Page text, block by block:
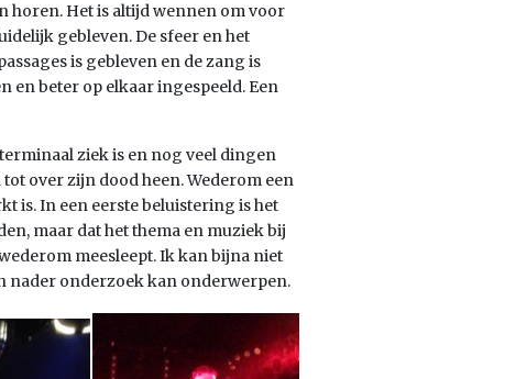
horen. Het is altijd wennen om voor
gebleven. De sfeer en het
is gebleven en de zang is
en beter op elkaar ingespeeld. Een
ziek is en nog veel dingen
over zijn dood heen. Wederom een
is. In een eerste beluistering is het
maar dat het thema en muziek bij
meesleept. Ik kan bijna niet
nader onderzoek kan onderwerpen.